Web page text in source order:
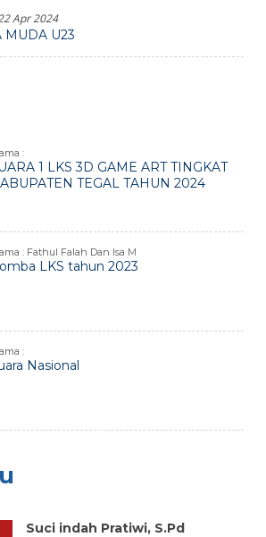
Apr 2024
MUDA U23
:
1 LKS 3D GAME ART TINGKAT
TEGAL TAHUN 2024
: Fathul Falah Dan Isa M
LKS tahun 2023
:
Nasional
Suci indah Pratiwi, S.Pd